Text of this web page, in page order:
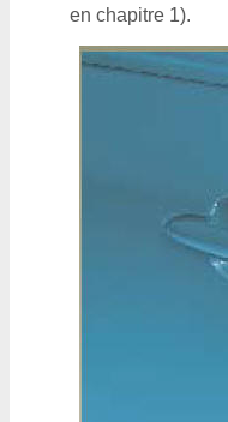
en chapitre 1).